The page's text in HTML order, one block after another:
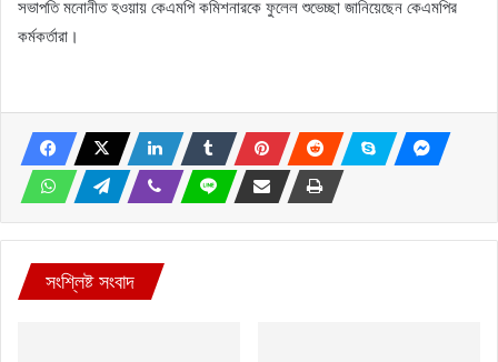
সভাপতি মনোনীত হওয়ায় কেএমপি কমিশনারকে ফুলেল শুভেচ্ছা জানিয়েছেন কেএমপির
কর্মকর্তারা।
সংশ্লিষ্ট সংবাদ